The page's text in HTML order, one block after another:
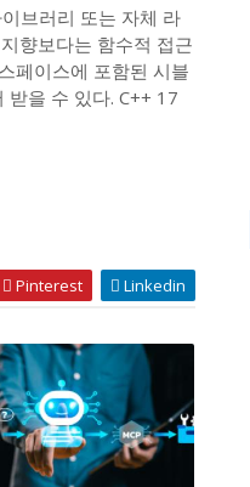
브러리 또는 자체 라
향보다는 함수적 접근
페이스에 포함된 시블
을 수 있다. C++ 17
Pinterest Linkedin